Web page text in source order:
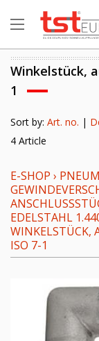
Winkelstück,
1
Sort by: Art. no. |
4 Article
E-SHOP ›
EDELSTAHL
WINKELSTÜCK,
O 7-1